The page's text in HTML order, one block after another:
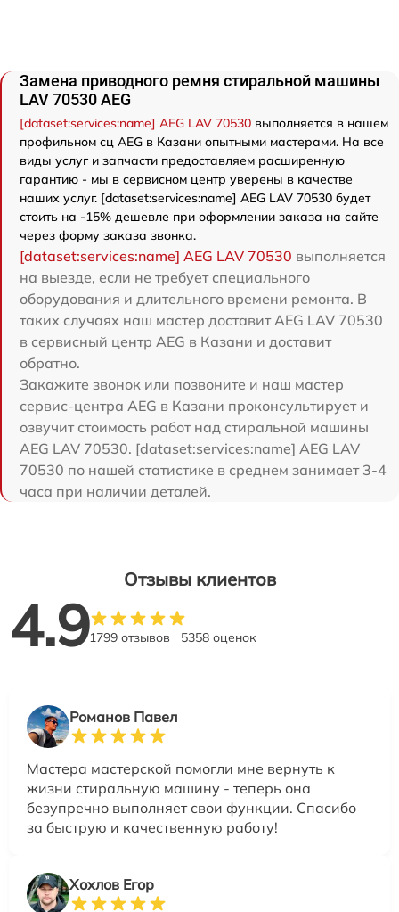
Замена приводного ремня стиральной машины
LAV 70530 AEG
[dataset:services:name] AEG LAV 70530 выполняется в нашем
профильном сц AEG в Казани опытными мастерами. На все
виды услуг и запчасти предоставляем расширенную
гарантию - мы в сервисном центр уверены в качестве
наших услуг. [dataset:services:name] AEG LAV 70530 будет
стоить на -15% дешевле при оформлении заказа на сайте
через форму заказа звонка.
[dataset:services:name] AEG LAV 70530 выполняется
на выезде, если не требует специального
оборудования и длительного времени ремонта. В
таких случаях наш мастер доставит AEG LAV 70530
в сервисный центр AEG в Казани и доставит
обратно.
Закажите звонок или позвоните и наш мастер
сервис-центра AEG в Казани проконсультирует и
озвучит стоимость работ над стиральной машины
AEG LAV 70530. [dataset:services:name] AEG LAV
70530 по нашей статистике в среднем занимает 3-4
часа при наличии деталей.
Отзывы клиентов
4.91799 отзывов 5358 оценок
Романов Павел
Мастера мастерской помогли мне вернуть к
жизни стиральную машину - теперь она
безупречно выполняет свои функции. Спасибо
за быструю и качественную работу!
Хохлов Егор